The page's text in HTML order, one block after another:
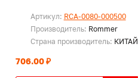
Артикул: RCA-0080-000500
Производитель: Rommer
Страна производитель: КИТАЙ
706.00 ₽